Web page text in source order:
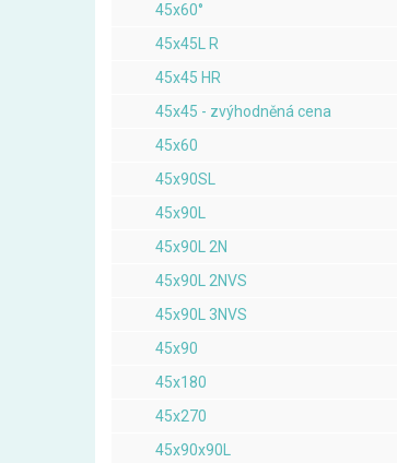
45x60°
45x45L R
45x45 HR
45x45 - zvýhodněná cena
45x60
45x90SL
45x90L
45x90L 2N
45x90L 2NVS
45x90L 3NVS
45x90
45x180
45x270
45x90x90L